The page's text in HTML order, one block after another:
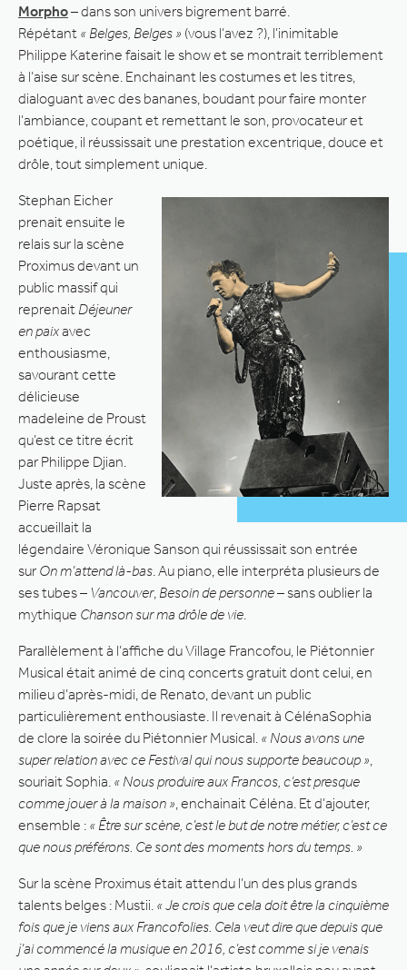
Morpho– dans son univers bigrement barré.
Répétant « Belges, Belges » (vous l’avez ?), l’inimitable
Philippe Katerine faisait le show et se montrait terriblement
à l’aise sur scène. Enchainant les costumes et les titres,
dialoguant avec des bananes, boudant pour faire monter
l’ambiance, coupant et remettant le son, provocateur et
poétique, il réussissait une prestation excentrique, douce et
drôle, tout simplement unique.
Stephan Eicher
prenait ensuite le
relais sur la scène
Proximus devant un
public massif qui
reprenait Déjeuner
en paixavec
enthousiasme,
savourant cette
délicieuse
madeleine de Proust
qu’est ce titre écrit
par Philippe Djian.
Juste après, la scène
Pierre Rapsat
accueillait la
légendaire Véronique Sanson qui réussissait son entrée
sur On m’attend là-bas . Au piano, elle interpréta plusieurs de
ses tubes – Vancouver, Besoin de personne– sans oublier la
mythique Chanson sur ma drôle de vie
Parallèlement à l’affiche du Village Francofou, le Piétonnier
Musical était animé de cinq concerts gratuit dont celui, en
milieu d’après-midi, de Renato, devant un public
particulièrement enthousiaste. Il revenait à CélénaSophia
de clore la soirée du Piétonnier Musical. « Nous avons une
super relation avec ce Festival qui nous supporte beaucoup »
souriait Sophia. « Nous produire aux Francos, c’est presque
comme jouer à la maison » , enchainait Céléna. Et d’ajouter,
ensemble : « Être sur scène, c’est le but de notre métier, c’est ce
que nous préférons. Ce sont des moments hors du temps. »
Sur la scène Proximus était attendu l’un des plus grands
talents belges : Mustii. « Je crois que cela doit être la cinquième
fois que je viens aux Francofolies. Cela veut dire que depuis que
j’ai commencé la musique en 2016, c’est comme si je venais